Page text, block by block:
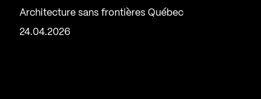
Architecture sans frontières Québec
24.04.2026